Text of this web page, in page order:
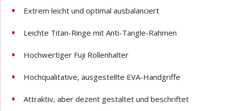
Extrem leicht und optimal ausbalanciert
Leichte Titan-Ringe mit Anti-Tangle-Rahmen
Hochwertiger Fuji Rollenhalter
Hochqualitative, ausgestellte EVA-Handgriffe
Attraktiv, aber dezent gestaltet und beschriftet